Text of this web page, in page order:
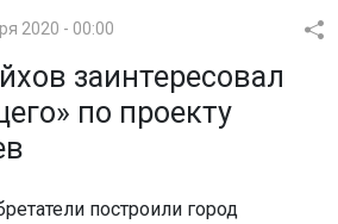
2020 - 00:00
заинтересовал
по проекту
построили город